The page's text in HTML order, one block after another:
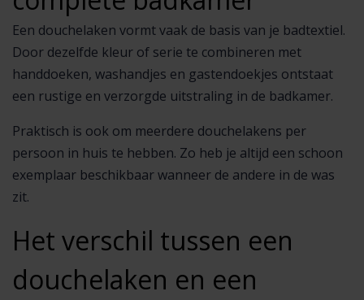
Een douchelaken vormt vaak de basis van je badtextiel.
Door dezelfde kleur of serie te combineren met
handdoeken, washandjes en gastendoekjes ontstaat
een rustige en verzorgde uitstraling in de badkamer.
Praktisch is ook om meerdere douchelakens per
persoon in huis te hebben. Zo heb je altijd een schoon
exemplaar beschikbaar wanneer de andere in de was
zit.
Het verschil tussen een
douchelaken en een